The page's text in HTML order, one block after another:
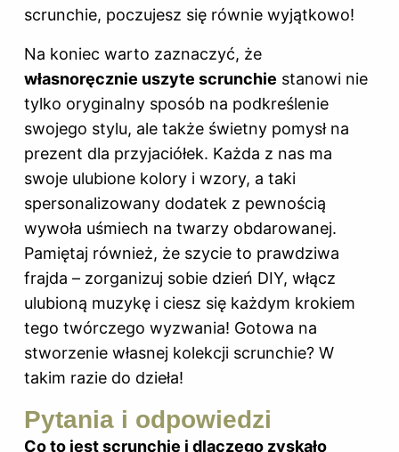
scrunchie, poczujesz się równie wyjątkowo!
Na koniec warto zaznaczyć, że
własnoręcznie uszyte scrunchie stanowi nie
tylko oryginalny sposób na podkreślenie
swojego stylu, ale także świetny pomysł na
prezent dla przyjaciółek. Każda z nas ma
swoje ulubione kolory i wzory, a taki
spersonalizowany dodatek z pewnością
wywoła uśmiech na twarzy obdarowanej.
Pamiętaj również, że szycie to prawdziwa
frajda – zorganizuj sobie dzień DIY, włącz
ulubioną muzykę i ciesz się każdym krokiem
tego twórczego wyzwania! Gotowa na
stworzenie własnej kolekcji scrunchie? W
takim razie do dzieła!
Pytania i odpowiedzi
Co to jest scrunchie i dlaczego zyskało